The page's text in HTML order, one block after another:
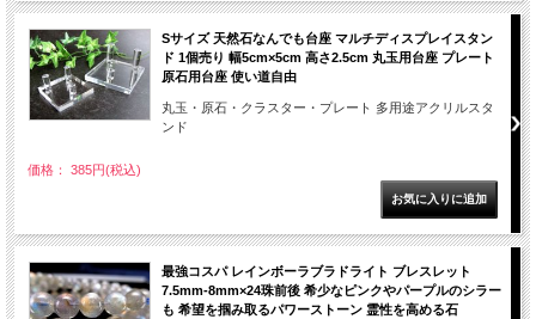
Sサイズ 天然石なんでも台座 マルチディスプレイスタン
ド 1個売り 幅5cm×5cm 高さ2.5cm 丸玉用台座 プレート
原石用台座 使い道自由
丸玉・原石・クラスター・プレート 多用途アクリルスタ
ンド
価格： 385円(税込)
最強コスパ レインボーラブラドライト ブレスレット
7.5mm-8mm×24珠前後 希少なピンクやパープルのシラー
も 希望を掴み取るパワーストーン 霊性を高める石